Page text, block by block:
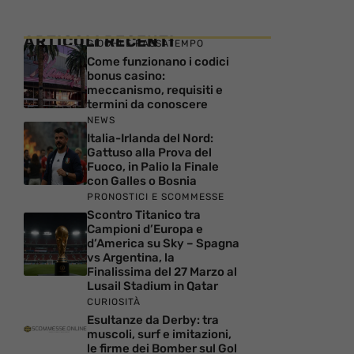
ARTICOLI RECENTI
GIOCHI E PASSATEMPO
Come funzionano i codici
bonus casino:
meccanismo, requisiti e
termini da conoscere
NEWS
Italia-Irlanda del Nord:
Gattuso alla Prova del
Fuoco, in Palio la Finale
con Galles o Bosnia
PRONOSTICI E SCOMMESSE
Scontro Titanico tra
Campioni d’Europa e
d’America su Sky – Spagna
vs Argentina, la
Finalissima del 27 Marzo al
Lusail Stadium in Qatar
CURIOSITÀ
Esultanze da Derby: tra
muscoli, surf e imitazioni,
le firme dei Bomber sul Gol